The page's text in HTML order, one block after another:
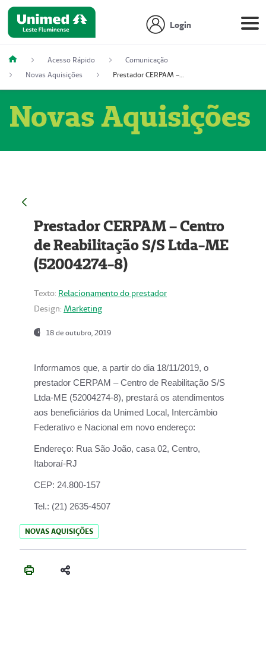
Login
Acesso Rápido
Comunicação
Novas Aquisições
Prestador CERPAM – Centro de Reabilitação S/S Ltda-ME (52004274-8)
Novas Aquisições
Prestador CERPAM – Centro
de Reabilitação S/S Ltda-ME
(52004274-8)
Texto: Relacionamento do prestador
Design: Marketing
18 de outubro, 2019
Informamos que, a partir do dia 18/11/2019, o
prestador CERPAM – Centro de Reabilitação S/S
Ltda-ME (52004274-8), prestará os atendimentos
aos beneficiários da Unimed Local, Intercâmbio
Federativo e Nacional em novo endereço:
Endereço: Rua São João, casa 02, Centro,
Itaboraí-RJ
CEP: 24.800-157
Tel.: (21) 2635-4507
NOVAS AQUISIÇÕES